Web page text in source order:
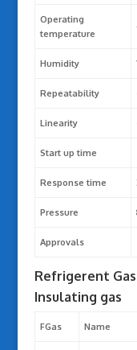
Operating
temperature
Humidity
Repeatability
Linearity
Start up time
Response time
Pressure
Approvals
Refrigerent
Insulating gas
FGas Name